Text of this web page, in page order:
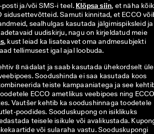
ja/või SMS-i teel. Klõpsa siin, et näha
sidusettevõtteid. Samuti kinnitad, et ECCO
sealhulgas kasutada jälgimispiksleid ja
kohandada sulle saadetavaid uudiskirju, nagu on kirjeldatud meie
, kust leiad ka lisateavet oma andmesubjekti
tellimusest igal ajal loobuda.
8 nädalat ja saab kasutada ühekordselt üle
Soodushinda ei saa kasutada koos
teiste kampaaniatega ja see
ECCO ametlikus veebipoes ning
Vautšer kehtib ka soodushinnaga toodetele
poodides. Sooduskupong on isiklikuks
teisele isikule või avalikustada.
või sularaha vastu. Sooduskupongi